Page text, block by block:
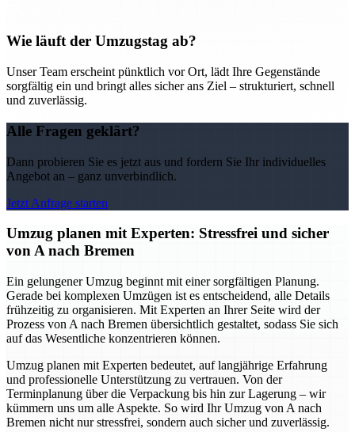
Wie läuft der Umzugstag ab?
Unser Team erscheint pünktlich vor Ort, lädt Ihre Gegenstände
sorgfältig ein und bringt alles sicher ans Ziel – strukturiert, schnell
und zuverlässig.
Alle Fragen geklärt?
Dann probieren Sie es jetzt aus und fordern Sie Ihr individuelles
Angebot an – ganz unverbindlich.
Jetzt Anfrage starten
Umzug planen mit Experten: Stressfrei und sicher
von A nach Bremen
Ein gelungener Umzug beginnt mit einer sorgfältigen Planung.
Gerade bei komplexen Umzügen ist es entscheidend, alle Details
frühzeitig zu organisieren. Mit Experten an Ihrer Seite wird der
Prozess von A nach Bremen übersichtlich gestaltet, sodass Sie sich
auf das Wesentliche konzentrieren können.
Umzug planen mit Experten bedeutet, auf langjährige Erfahrung
und professionelle Unterstützung zu vertrauen. Von der
Terminplanung über die Verpackung bis hin zur Lagerung – wir
kümmern uns um alle Aspekte. So wird Ihr Umzug von A nach
Bremen nicht nur stressfrei, sondern auch sicher und zuverlässig.